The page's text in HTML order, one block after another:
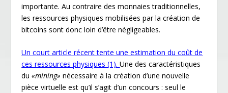
importante. Au contraire des monnaies traditionnelles,
les ressources physiques mobilisées par la création de
bitcoins sont donc loin d’être négligeables.
Un court article récent tente une estimation du coût de
ces ressources physiques (1).Une des caractéristiques
du«mining» nécessaire à la création d’une nouvelle
pièce virtuelle est qu’il s’agit d’un concours : seul le